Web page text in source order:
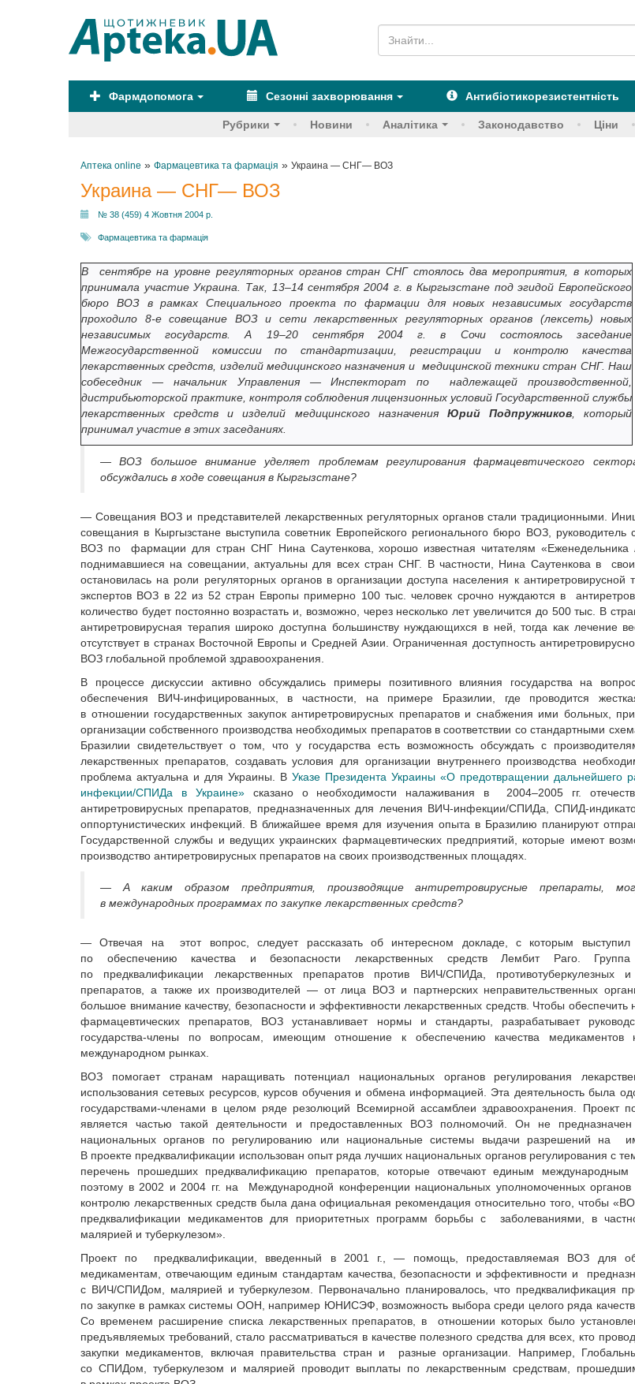
Фармдопомога Сезонні захворювання Антибіотикорезистентність
Рубрики Новини Аналітика Законодавство Ціни
Аптека online » Фармацевтика та фармація » Украина — СНГ— ВОЗ
Украина — СНГ— ВОЗ
№ 38 (459) 4 Жовтня 2004 р.
Фармацевтика та фармація
В сентябре на уровне регуляторных органов стран СНГ стоялось два мероприятия, в которых
принимала участие Украина. Так, 13–14 сентября 2004 г. в Кыргызстане под эгидой Европейского
бюро ВОЗ в рамках Специального проекта по фармации для новых независимых государств
проходило 8-е совещание ВОЗ и сети лекарственных регуляторных органов (лексеть) новых
независимых государств. А 19–20 сентября 2004 г. в Сочи состоялось заседание
Межгосударственной комиссии по стандартизации, регистрации и контролю качества
лекарственных средств, изделий медицинского назначения и медицинской техники стран СНГ. Наш
собеседник — начальник Управления — Инспекторат по надлежащей производственной,
дистрибьюторской практике, контроля соблюдения лицензионных условий Государственной службы
лекарственных средств и изделий медицинского назначения Юрий Подпружников, который
принимал участие в этих заседаниях.
— ВОЗ большое внимание уделяет проблемам регулирования фармацевтического
обсуждались в ходе совещания в Кыргызстане?
— Совещания ВОЗ и представителей лекарственных регуляторных органов стали традиционными.
совещания в Кыргызстане выступила советник Европейского регионального бюро ВОЗ, руководитель
ВОЗ по фармации для стран СНГ Нина Саутенкова, хорошо известная читателям
поднимавшиеся на совещании, актуальны для всех стран СНГ. В частности, Нина Саутенкова в
остановилась на роли регуляторных органов в организации доступа населения к
экспертов ВОЗ в 22 из 52 стран Европы примерно 100 тыс. человек срочно нуждаются в
количество будет постоянно возрастать и, возможно, через несколько лет увеличится до 500 тыс. В
антиретровирусная терапия широко доступна большинству нуждающихся в ней, тогда как лечение
отсутствует в странах Восточной Европы и Средней Азии. Ограниченная доступность
ВОЗ глобальной проблемой здравоохранения.
В процессе дискуссии активно обсуждались примеры позитивного влияния государства на
обеспечения ВИЧ-инфицированных, в частности, на примере Бразилии, где проводится
в отношении государственных закупок антиретровирусных препаратов и снабжения ими больных,
организации собственного производства необходимых препаратов в соответствии со стандартными
Бразилии свидетельствует о том, что у государства есть возможность обсуждать с
лекарственных препаратов, создавать условия для организации внутреннего производства
проблема актуальна и для Украины. В Указе Президента Украины «О предотвращении дальнейшего
инфекции/СПИДа в Украине»сказано о необходимости налаживания в 2004–2005 гг.
антиретровирусных препаратов, предназначенных для лечения ВИЧ-инфекции/СПИДа, СПИД-
оппортунистических инфекций. В ближайшее время для изучения опыта в Бразилию планируют
Государственной службы и ведущих украинских фармацевтических предприятий, которые имеют
производство антиретровирусных препаратов на своих производственных площадях.
— А каким образом предприятия, производящие антиретровирусные препараты,
в международных программах по закупке лекарственных средств?
— Отвечая на этот вопрос, следует рассказать об интересном докладе, с которым выступил
по обеспечению качества и безопасности лекарственных средств Лембит Раго.
по предквалификации лекарственных препаратов против ВИЧ/СПИДа, противотуберкулезных и
препаратов, а также их производителей — от лица ВОЗ и партнерских неправительственных
большое внимание качеству, безопасности и эффективности лекарственных средств. Чтобы обеспечить
фармацевтических препаратов, ВОЗ устанавливает нормы и стандарты, разрабатывает
государства-члены по вопросам, имеющим отношение к обеспечению качества медикаментов
международном рынках.
ВОЗ помогает странам наращивать потенциал национальных органов регулирования
использования сетевых ресурсов, курсов обучения и обмена информацией. Эта деятельность была
государствами-членами в целом ряде резолюций Всемирной ассамблеи здравоохранения. Проект
является частью такой деятельности и предоставленных ВОЗ полномочий. Он не
национальных органов по регулированию или национальные системы выдачи разрешений на
В проекте предквалификации использован опыт ряда лучших национальных органов регулирования с
перечень прошедших предквалификацию препаратов, которые отвечают единым
поэтому в 2002 и 2004 гг. на Международной конференции национальных уполномоченных
контролю лекарственных средств была дана официальная рекомендация относительно того, чтобы
предквалификации медикаментов для приоритетных программ борьбы с заболеваниями, в
малярией и туберкулезом».
Проект по предквалификации, введенный в 2001 г., — помощь, предоставляемая ВОЗ для
медикаментам, отвечающим единым стандартам качества, безопасности и эффективности и
с ВИЧ/СПИДом, малярией и туберкулезом. Первоначально планировалось, что предквалификация
по закупке в рамках системы ООН, например ЮНИСЭФ, возможность выбора среди целого ряда
Со временем расширение списка лекарственных препаратов, в отношении которых было
предъявляемых требований, стало рассматриваться в качестве полезного средства для всех, кто
закупки медикаментов, включая правительства стран и разные организации. Например,
со СПИДом, туберкулезом и малярией проводит выплаты по лекарственным средствам,